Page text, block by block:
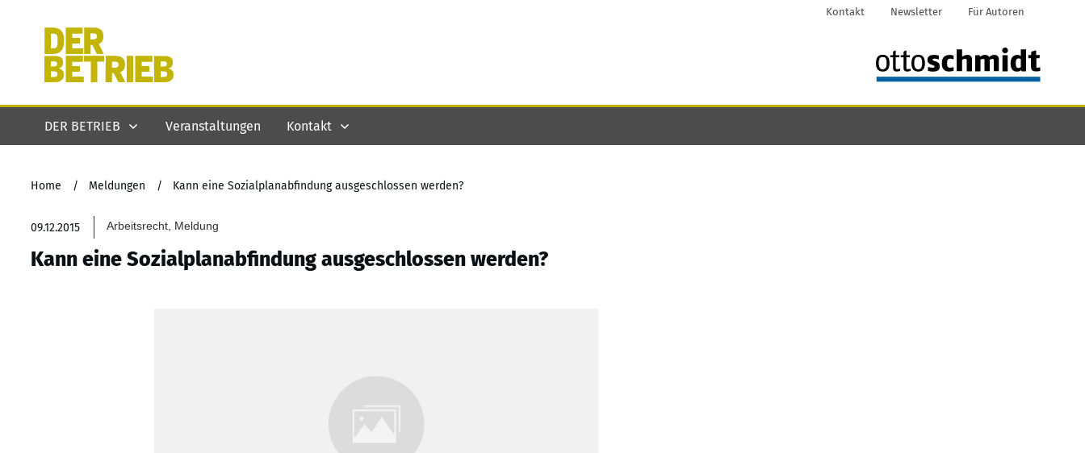
Kontakt Newsletter Für Autoren
DER BETRIEB Veranstaltungen Kontakt
Home / Meldungen / Kann eine Sozialplanabfindung ausgeschlossen werden?
09.12.2015 Arbeitsrecht, Meldung
Kann eine Sozialplanabfindung ausgeschlossen werden?